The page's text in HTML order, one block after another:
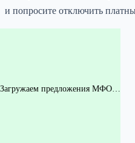
и попросите отключить
Загружаем предложения МФО…